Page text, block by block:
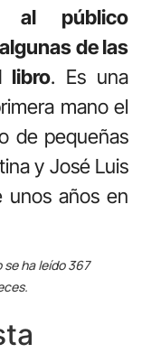
al público
de las
libro. Es una
mano el
de pequeñas
y José Luis
unos años en
ha leído 367